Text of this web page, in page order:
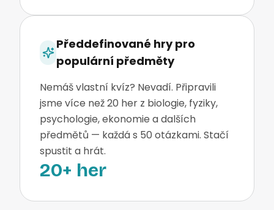
Předdefinované hry pro
populární předměty
Nemáš vlastní kvíz? Nevadí. Připravili
jsme více než 20 her z biologie, fyziky,
psychologie, ekonomie a dalších
předmětů — každá s 50 otázkami. Stačí
spustit a hrát.
20+ her